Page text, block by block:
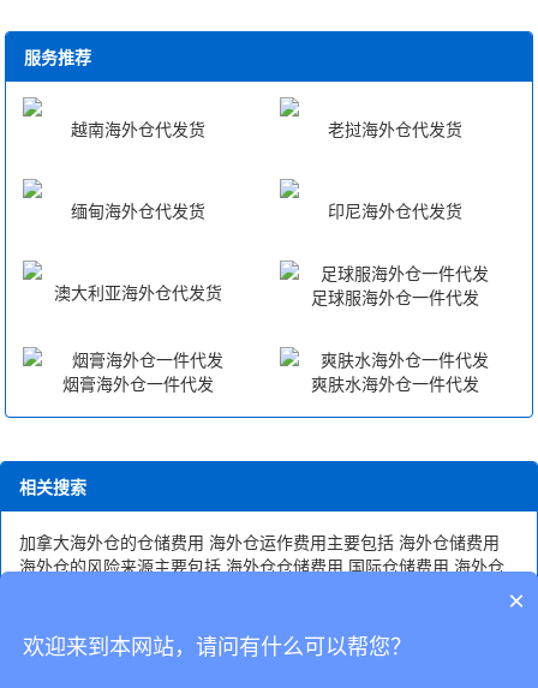
服务推荐
越南海外仓代发货 老挝海外仓代发货
缅甸海外仓代发货 印尼海外仓代发货
澳大利亚海外仓代发货 足球服海外仓一件代发
烟膏海外仓一件代发 爽肤水海外仓一件代发
相关搜索
加拿大海外仓的仓储费用 海外仓运作费用主要包括 海外仓储费用
海外仓的风险来源主要包括 海外仓仓储费用 国际仓储费用 海外仓
加拿大海外仓仓储费用
海外仓储费用包括头程费用
×
欢迎来到本网站，请问有什么可以帮您？